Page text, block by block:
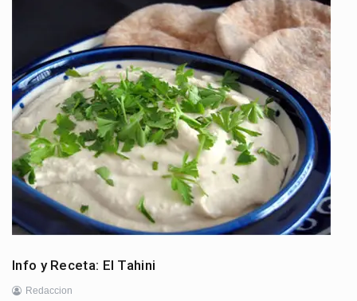
Info y Receta: El Tahini
Redaccion